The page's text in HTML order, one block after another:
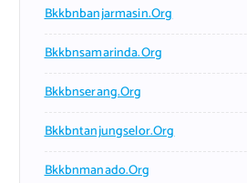
Bkkbnbanjarmasin.org
Bkkbnsamarinda.org
Bkkbnserang.org
Bkkbntanjungselor.org
Bkkbnmanado.org